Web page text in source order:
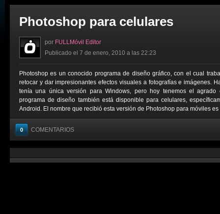
Photoshop para celulares
por FULLMóvil Editor
Publicado el 7 de enero, 2010 a las 22:23
Photoshop es un conocido programa de diseño gráfico, con el cual
retocar y dar impresionantes efectos visuales a fotografías e imágenes.
tenía una única versión para Windows, pero hoy tenemos el
programa de diseño también está disponible para celulares,
Android. El nombre que recibió esta versión de Photoshop para móviles es
0 COMENTARIOS